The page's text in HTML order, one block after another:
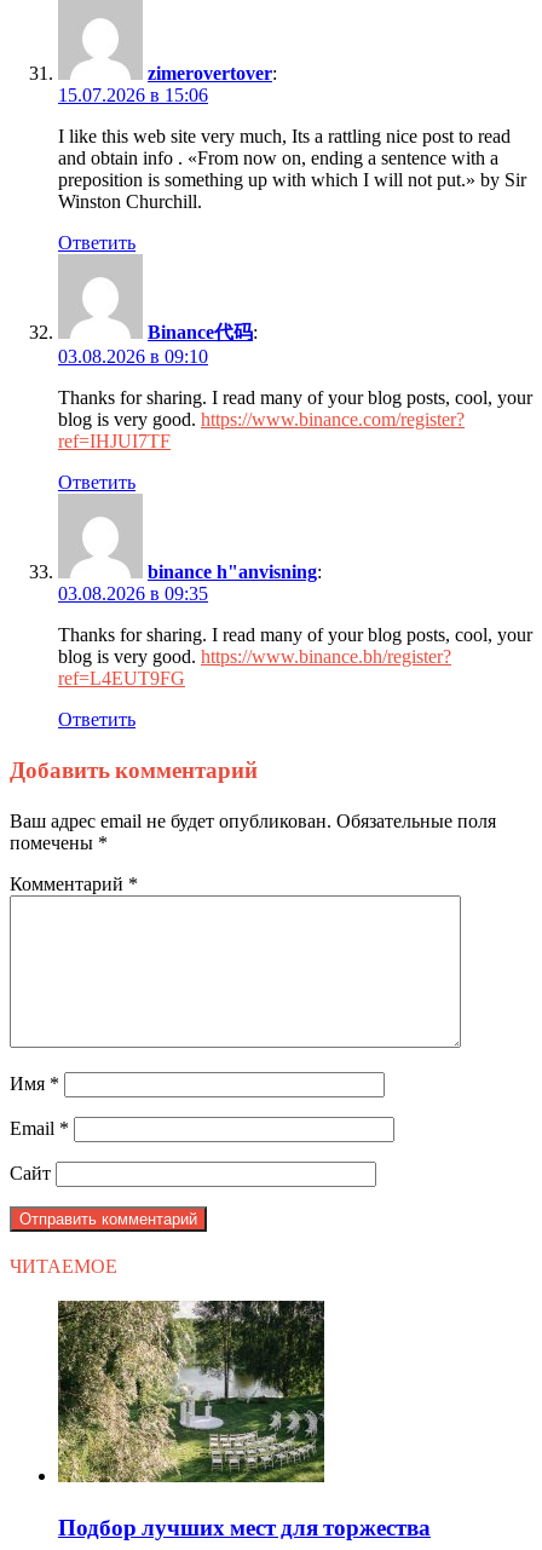
zimerovertover:
15.07.2026 в 15:06
I like this web site very much, Its a rattling nice post to read
and obtain info . «From now on, ending a sentence with a
preposition is something up with which I will not put.» by Sir
Winston Churchill.
Ответить
Binance代码:
03.08.2026 в 09:10
Thanks for sharing. I read many of your blog posts, cool, your
blog is very good. https://www.binance.com/register?
ref=IHJUI7TF
Ответить
binance h"anvisning:
03.08.2026 в 09:35
Thanks for sharing. I read many of your blog posts, cool, your
blog is very good. https://www.binance.bh/register?
ref=L4EUT9FG
Ответить
Добавить комментарий
Ваш адрес email не будет опубликован. Обязательные поля
помечены *
Комментарий *
Имя *
Email *
Сайт
ЧИТАЕМОЕ
Подбор лучших мест для торжества